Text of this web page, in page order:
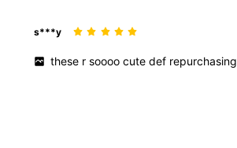
s***y
these rsoooocutedef repurchasing